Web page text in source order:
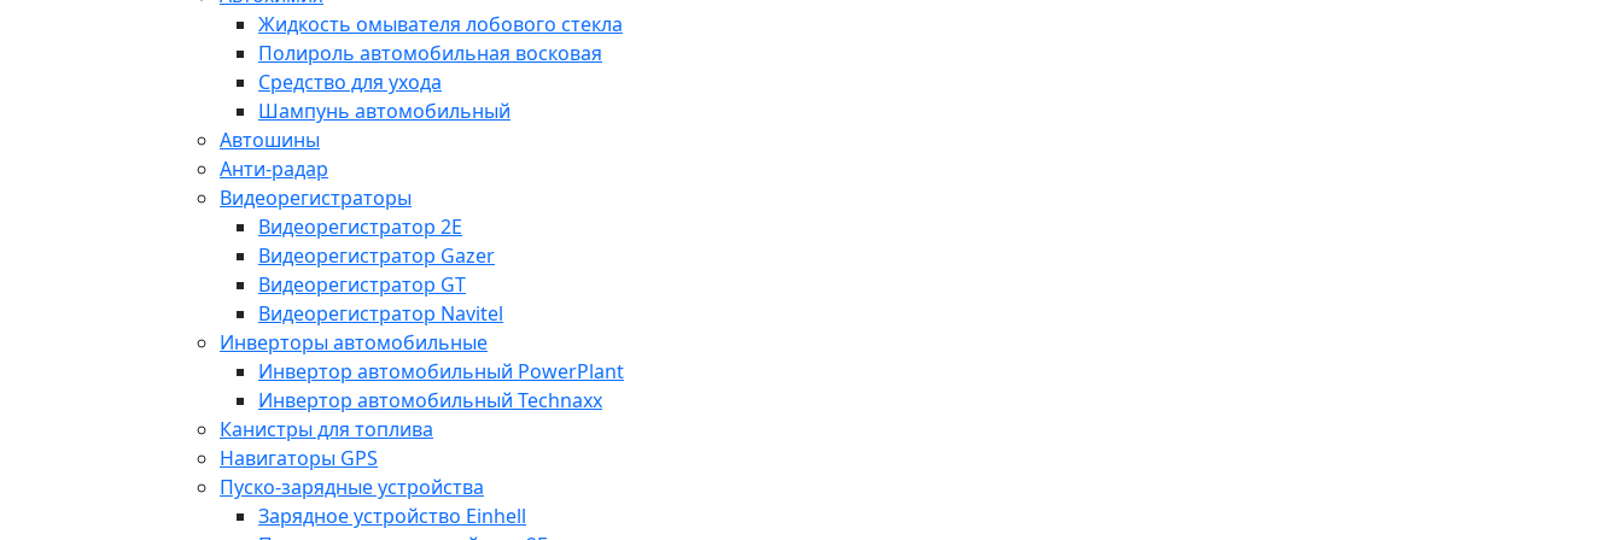
Жидкость омывателя лобового стекла
Полироль автомобильная восковая
Средство для ухода
Шампунь автомобильный
Автошины
Анти-радар
Видеорегистраторы
Видеорегистратор 2E
Видеорегистратор Gazer
Видеорегистратор GT
Видеорегистратор Navitel
Инверторы автомобильные
Инвертор автомобильный PowerPlant
Инвертор автомобильный Technaxx
Канистры для топлива
Навигаторы GPS
Пуско-зарядные устройства
Зарядное устройство Einhell